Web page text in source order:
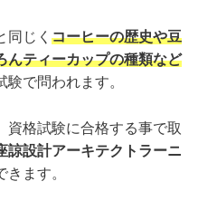
同じく コーヒーの歴史や豆
んティーカップの種類など
験で問われます。
資格試験に合格する事で取
諒設計アーキテクトラーニ
ます。